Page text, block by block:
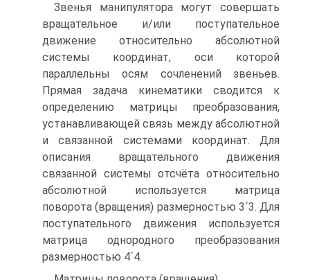
Звенья манипулятора могут совершать
вращательное и/или поступательное
движение относительно абсолютной
системы координат, оси которой
параллельны осям сочленений звеньев.
Прямая задача кинематики сводится к
определению матрицы преобразования,
устанавливающей связь между абсолютной
и связанной системами координат. Для
описания вращательного движения
связанной системы отсчёта относительно
абсолютной используется матрица
поворота (вращения) размерностью 3´3. Для
поступательного движения используется
матрица однородного преобразования
размерностью 4´4.